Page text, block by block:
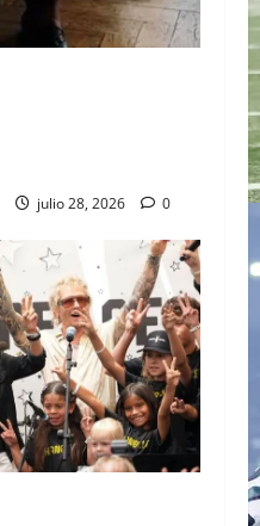
julio 28, 2026 0